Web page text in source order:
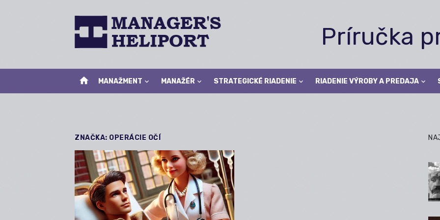
Príručka
home MANAŽMENT MANAŽÉR STRATEGICKÉ RIADENIE RIADENIE VÝROBY A PREDAJA
ZNAČKA: OPERÁCIE OČÍ